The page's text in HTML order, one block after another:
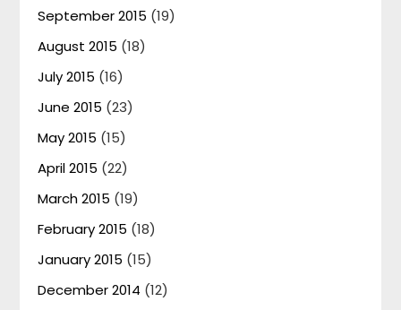
September 2015 (19)
August 2015 (18)
July 2015 (16)
June 2015 (23)
May 2015 (15)
April 2015 (22)
March 2015 (19)
February 2015 (18)
January 2015 (15)
December 2014 (12)